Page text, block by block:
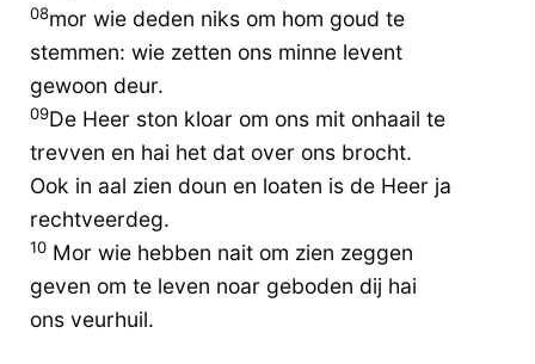
08mor wie deden niks om hom goud te
stemmen: wie zetten ons minne levent
gewoon deur.
09De Heer ston kloar om ons mit onhaail te
trevven en hai het dat over ons brocht.
Ook in aal zien doun en loaten is de Heer ja
rechtveerdeg.
10 Mor wie hebben nait om zien zeggen
geven om te leven noar geboden dij hai
ons veurhuil.